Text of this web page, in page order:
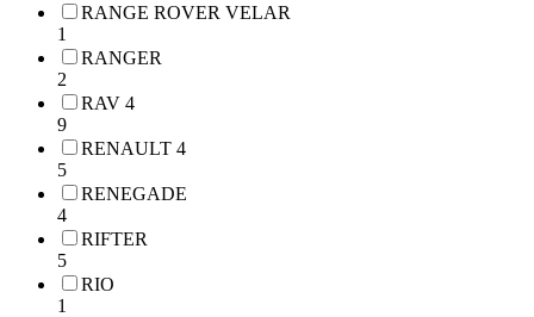
RANGE ROVER VELAR
1
RANGER
2
RAV 4
9
RENAULT 4
5
RENEGADE
4
RIFTER
5
RIO
1